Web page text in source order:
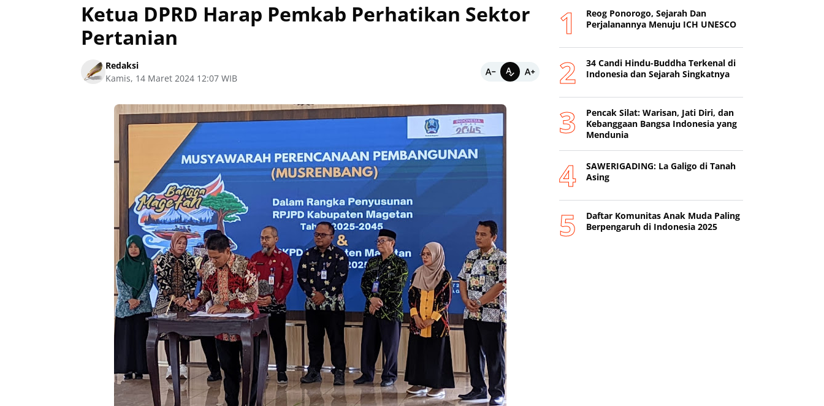
Ketua DPRD Harap Pemkab Perhatikan Sektor
Pertanian
Redaksi
Kamis, 14 Maret 2024 12:07 WIB
Reog Ponorogo, Sejarah Dan
Perjalanannya Menuju ICH UNESCO
34 Candi Hindu-Buddha Terkenal di
Indonesia dan Sejarah Singkatnya
Pencak Silat: Warisan, Jati Diri, dan
Kebanggaan Bangsa Indonesia yang
Mendunia
SAWERIGADING: La Galigo di Tanah
Asing
Daftar Komunitas Anak Muda Paling
Berpengaruh di Indonesia 2025